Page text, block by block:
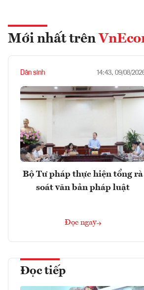
Mới nhất trên
Dân sinh 14:43, 09/08/
Bộ Tư pháp thực hiện tổng rà
soát văn bản pháp luật
Đọc ngay
Đọc tiếp